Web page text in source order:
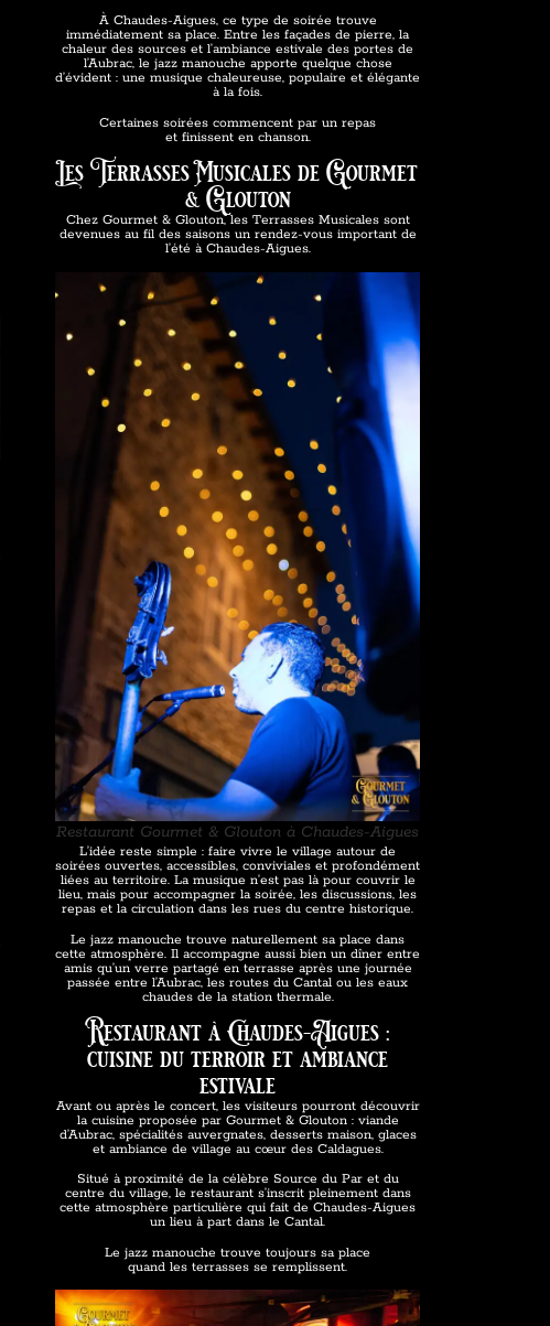
À Chaudes-Aigues, ce type de soirée trouve
immédiatement sa place. Entre les façades de pierre, la
chaleur des sources et l’ambiance estivale des portes de
l’Aubrac, le jazz manouche apporte quelque chose
d’évident : une musique chaleureuse, populaire et élégante
à la fois.
Certaines soirées commencent par un repas
et finissent en chanson.
Les Terrasses Musicales de Gourmet
& Glouton
Chez Gourmet & Glouton, les Terrasses Musicales sont
devenues au fil des saisons un rendez-vous important de
l’été à Chaudes-Aigues.
Restaurant Gourmet & Glouton à Chaudes-Aigues
L’idée reste simple : faire vivre le village autour de
soirées ouvertes, accessibles, conviviales et profondément
liées au territoire. La musique n’est pas là pour couvrir le
lieu, mais pour accompagner la soirée, les discussions, les
repas et la circulation dans les rues du centre historique.
Le jazz manouche trouve naturellement sa place dans
cette atmosphère. Il accompagne aussi bien un dîner entre
amis qu’un verre partagé en terrasse après une journée
passée entre l’Aubrac, les routes du Cantal ou les eaux
chaudes de la station thermale.
Restaurant à Chaudes-Aigues :
cuisine du terroir et ambiance
estivale
Avant ou après le concert, les visiteurs pourront découvrir
la cuisine proposée par Gourmet & Glouton : viande
d’Aubrac, spécialités auvergnates, desserts maison, glaces
et ambiance de village au cœur des Caldagues.
Situé à proximité de la célèbre Source du Par et du
centre du village, le restaurant s’inscrit pleinement dans
cette atmosphère particulière qui fait de Chaudes-Aigues
un lieu à part dans le Cantal.
Le jazz manouche trouve toujours sa place
quand les terrasses se remplissent.